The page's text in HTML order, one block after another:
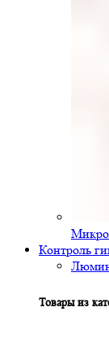
Контроль
Товары из